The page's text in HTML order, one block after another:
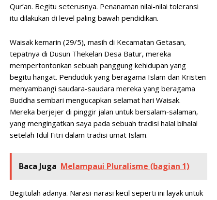
Qur’an. Begitu seterusnya. Penanaman nilai-nilai toleransi
itu dilakukan di level paling bawah pendidikan.
Waisak kemarin (29/5), masih di Kecamatan Getasan,
tepatnya di Dusun Thekelan Desa Batur, mereka
mempertontonkan sebuah panggung kehidupan yang
begitu hangat. Penduduk yang beragama Islam dan Kristen
menyambangi saudara-saudara mereka yang beragama
Buddha sembari mengucapkan selamat hari Waisak.
Mereka berjejer di pinggir jalan untuk bersalam-salaman,
yang mengingatkan saya pada sebuah tradisi halal bihalal
setelah Idul Fitri dalam tradisi umat Islam.
Baca Juga Melampaui Pluralisme (bagian 1)
Begitulah adanya. Narasi-narasi kecil seperti ini layak untuk